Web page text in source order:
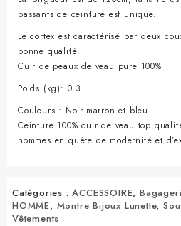
passants de ceinture est unique.
Le cortex est caractérisé par deux
bonne qualité.
Cuir de peaux de veau pure 100%
Poids (kg): 0.3
Couleurs : Noir-marron et bleu
Ceinture 100% cuir de veau top
hommes en quête de modernité et
Catégories :ACCESSOIRE,
HOMME, Montre Bijoux Lunette,
Vêtements